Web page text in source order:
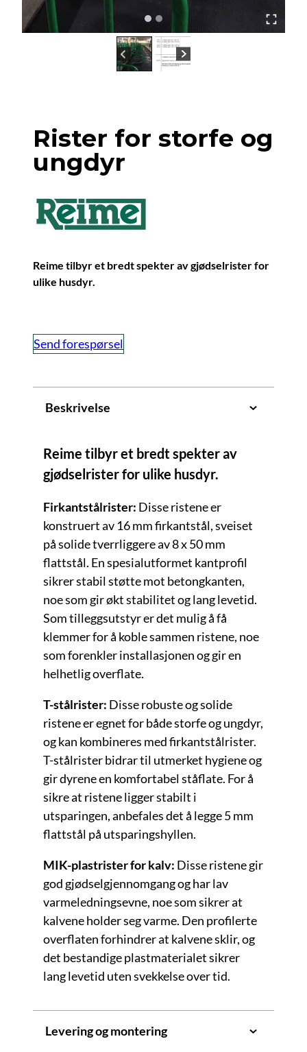
Rister for storfe og
ungdyr
Reime tilbyr et bredt spekter av gjødselrister for
ulike husdyr.
Send forespørsel
Beskrivelse
Reime tilbyr et bredt spekter av
gjødselrister for ulike husdyr.
Firkantstålrister: Disse ristene er
konstruert av 16 mm firkantstål, sveiset
på solide tverrliggere av 8 x 50 mm
flattstål. En spesialutformet kantprofil
sikrer stabil støtte mot betongkanten,
noe som gir økt stabilitet og lang levetid.
Som tilleggsutstyr er det mulig å få
klemmer for å koble sammen ristene, noe
som forenkler installasjonen og gir en
helhetlig overflate.
T-stålrister: Disse robuste og solide
ristene er egnet for både storfe og ungdyr,
og kan kombineres med firkantstålrister.
T-stålrister bidrar til utmerket hygiene og
gir dyrene en komfortabel ståflate. For å
sikre at ristene ligger stabilt i
utsparingen, anbefales det å legge 5 mm
flattstål på utsparingshyllen.
MIK-plastrister for kalv: Disse ristene gir
god gjødselgjennomgang og har lav
varmeledningsevne, noe som sikrer at
kalvene holder seg varme. Den profilerte
overflaten forhindrer at kalvene sklir, og
det bestandige plastmaterialet sikrer
lang levetid uten svekkelse over tid.
Levering og montering